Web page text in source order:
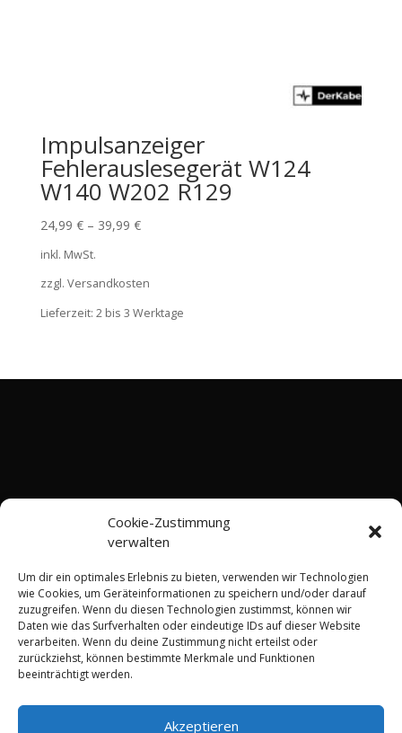
Cookie-Zustimmung
verwalten
Um dir ein optimales Erlebnis zu bieten, verwenden wir Technologien
wie Cookies, um Geräteinformationen zu speichern und/oder darauf
zuzugreifen. Wenn du diesen Technologien zustimmst, können wir
Daten wie das Surfverhalten oder eindeutige IDs auf dieser Website
verarbeiten. Wenn du deine Zustimmung nicht erteilst oder
zurückziehst, können bestimmte Merkmale und Funktionen
beeinträchtigt werden.
Akzeptieren
Impulsanzeiger
Fehlerauslesegerät W124
W140 W202 R129
24,99 €– 39,99 €
inkl. MwSt.
zzgl. Versandkosten
Lieferzeit: 2 bis 3 Werktage
Home AGB
Impressum
Datenschutzerklärung